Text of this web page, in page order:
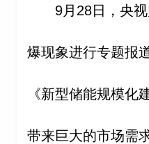
9月28日，央
爆现象进行专题报
《新型储能规模化
带来巨大的市场需